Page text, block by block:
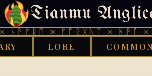
Tianmu
× ᚠᚩᚱᚷᚣᛏ × ᚻᚹᚪ
LORE COMMON
404